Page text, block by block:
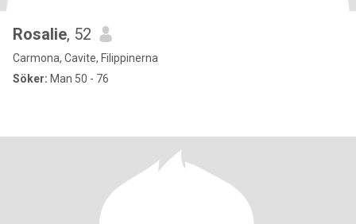
Rosalie, 52
Carmona, Cavite, Filippinerna
Söker: Man 50 - 76